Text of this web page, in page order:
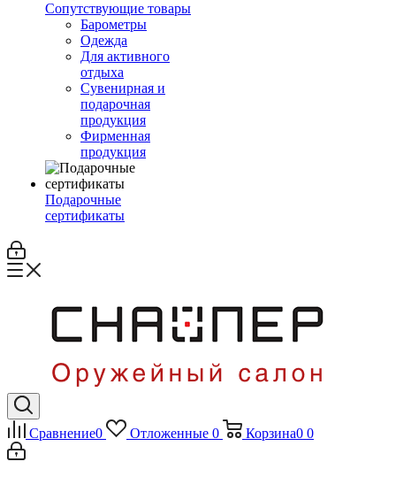
Сопутствующие товары
Барометры
Одежда
Для активного
отдыха
Сувенирная и
подарочная
продукция
Фирменная
продукция
Подарочные
сертификаты
Сравнение0 Отложенные 0 Корзина0 0